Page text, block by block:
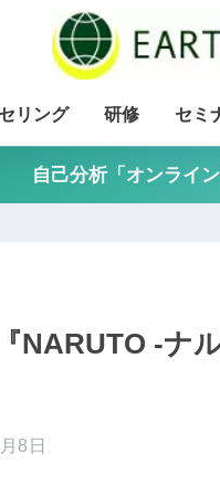
リング 研修 セミ
自己分析「オンライ
NARUTO -ナ
8日